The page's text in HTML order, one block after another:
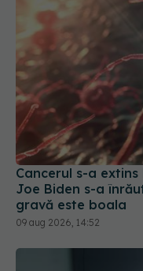
Cancerul s-a
Joe Biden s-a
gravă este boala
09 aug 2026, 14:52